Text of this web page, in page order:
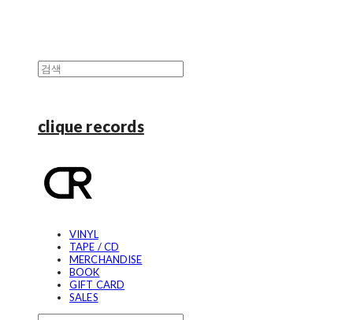
clique records
VINYL
TAPE / CD
MERCHANDISE
BOOK
GIFT CARD
SALES